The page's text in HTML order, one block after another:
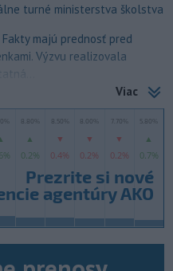
turné ministerstva školstva
Fakty majú prednosť pred
Výzvu realizovala
Viac